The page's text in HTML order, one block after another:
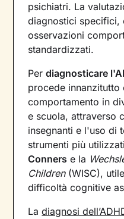
psichiatri. La
diagnostici specifici,
osservazioni
standardizzati.
Perdiagnosticare
procede
comportamento in
e scuola, attraverso
insegnanti e l'uso di
strumenti più
Conners e la
Children(WISC),
difficoltà cognitive
Ladiagnosi